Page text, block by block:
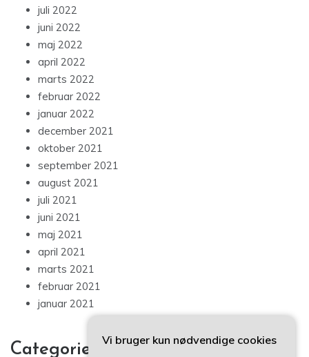
juli 2022
juni 2022
maj 2022
april 2022
marts 2022
februar 2022
januar 2022
december 2021
oktober 2021
september 2021
august 2021
juli 2021
juni 2021
maj 2021
april 2021
marts 2021
februar 2021
januar 2021
Categories
Vi bruger kun nødvendige cookies